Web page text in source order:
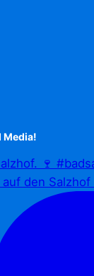
Media!
🍷
den Salzhof